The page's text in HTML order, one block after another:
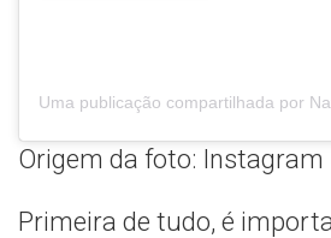
Origem da foto: Instagram
Primeira de tudo, é